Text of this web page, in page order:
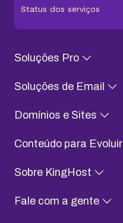
Status dos serviços
Soluções Pro
Soluções de Email
Domínios e Sites
Conteúdo para Evoluir
Sobre KingHost
Fale com a gente